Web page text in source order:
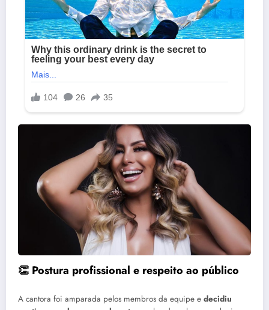
👏 Postura profissional e respeito ao público
A cantora foi amparada pelos membros da equipe e decidiu